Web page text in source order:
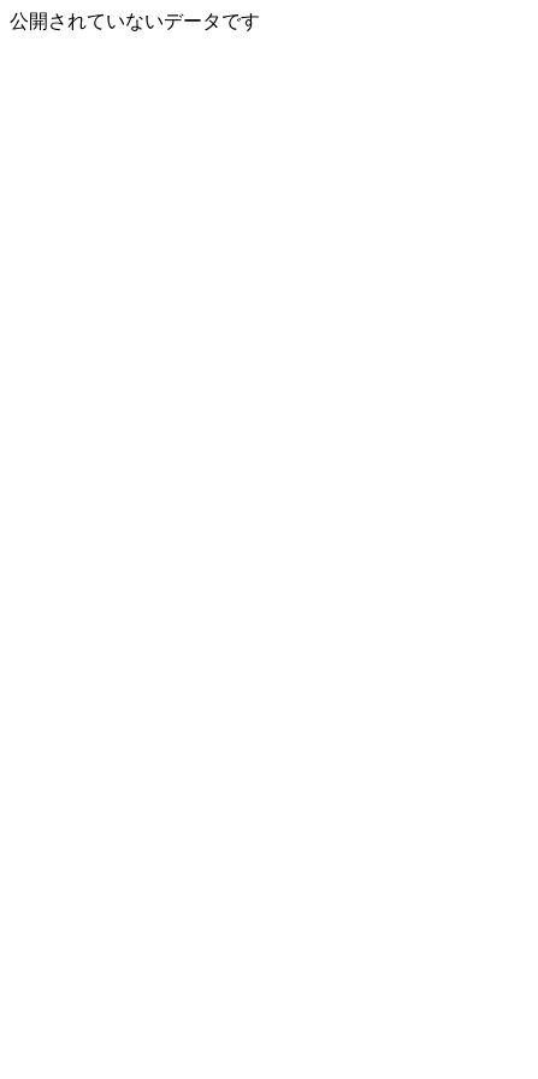
公開されていないデータです